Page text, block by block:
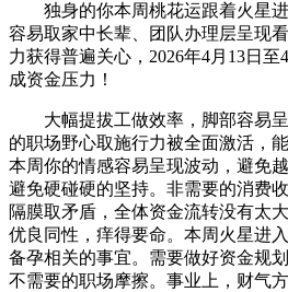
独身的你本周桃花运跟着火星进
容易取家中长辈、团队办理层呈现
力获得普遍关心，2026年4月13日
成资金压力！
大幅提拔工做效率，脚部容易呈
的职场野心取施行力被全面激活，
本周你的情感容易呈现波动，避免
避免硬碰硬的坚持。非需要的消费
隔膜取矛盾，全体资金流转没有太
优良同性，痒得要命。本周火星进
备孕相关的事宜。需要做好资金规
不需要的职场摩擦。事业上，财气方